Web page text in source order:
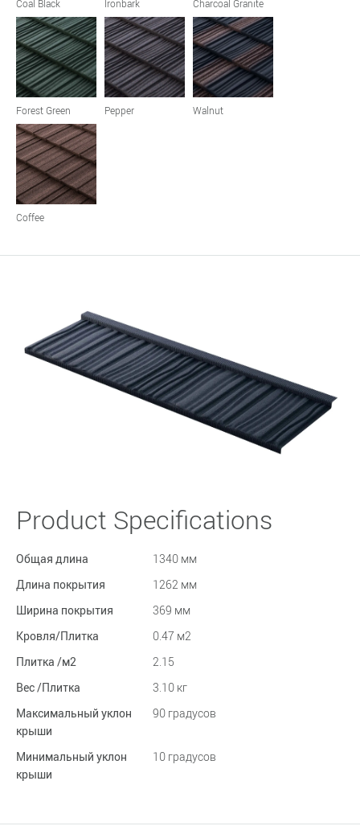
Coal Black Ironbark Charcoal Granite
Forest Green Pepper Walnut
Coffee
Product Specifications
Общая длина
1340 мм
Длина покрытия
1262 мм
Ширина покрытия
369 мм
Кровля/Плитка
0.47 м2
Плитка /м2
2.15
Вес /Плитка
3.10 кг
Максимальный уклон
крыши
90 градусов
Минимальный уклон
крыши
10 градусов